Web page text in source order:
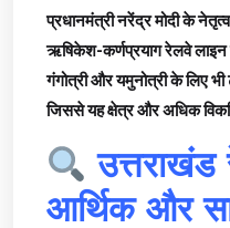
प्रधानमंत्री नरेंद्र मोदी के
ऋषिकेश-कर्णप्रयाग रेलवे लाइन
गंगोत्री और यमुनोत्री के लिए
जिससे यह क्षेत्र और अधिक
आर्थिक और